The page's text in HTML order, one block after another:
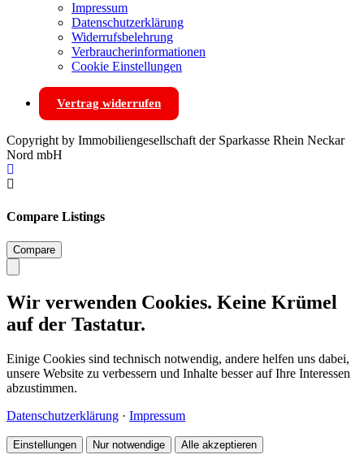
Impressum
Datenschutzerklärung
Widerrufsbelehrung
Verbraucherinformationen
Cookie Einstellungen
Vertrag widerrufen
Copyright by Immobiliengesellschaft der Sparkasse Rhein Neckar
Nord mbH
Compare Listings
Compare
Wir verwenden Cookies. Keine Krümel
auf der Tastatur.
Einige Cookies sind technisch notwendig, andere helfen uns dabei,
unsere Website zu verbessern und Inhalte besser auf Ihre Interessen
abzustimmen.
Datenschutzerklärung · Impressum
Einstellungen Nur notwendige Alle akzeptieren